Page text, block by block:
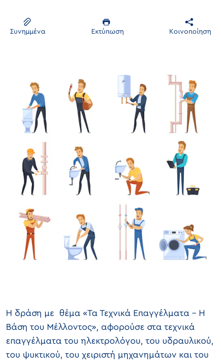
Συνημμένα Εκτύπωση Κοινοποίηση
Η δράση με θέμα «Τα Τεχνικά Επαγγέλματα – Η
Βάση του Μέλλοντος», αφορούσε στα τεχνικά
επαγγέλματα του ηλεκτρολόγου, του υδραυλικού,
του ψυκτικού, του χειριστή μηχανημάτων και του